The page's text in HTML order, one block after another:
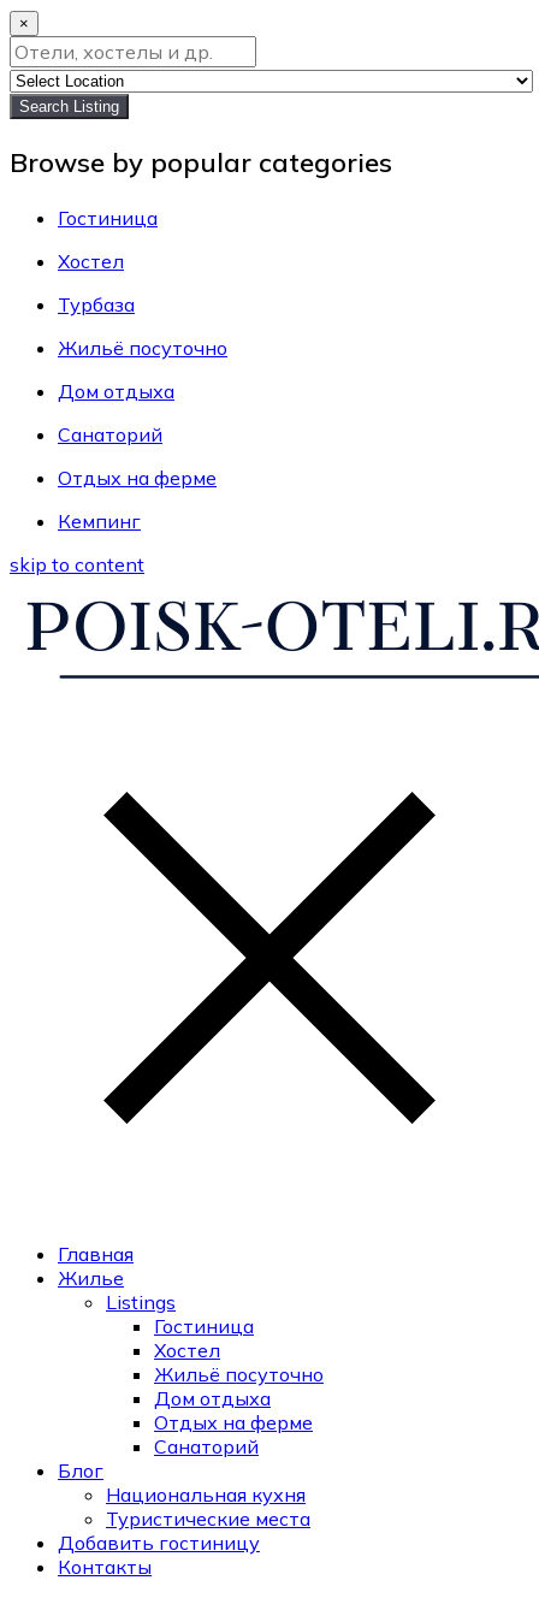
×
Search Listing
Browse by popular categories
Гостиница
Хостел
Турбаза
Жильё посуточно
Дом отдыха
Санаторий
Отдых на ферме
Кемпинг
skip to content
Главная
Жилье
Listings
Гостиница
Хостел
Жильё посуточно
Дом отдыха
Отдых на ферме
Санаторий
Блог
Национальная кухня
Туристические места
Добавить гостиницу
Контакты